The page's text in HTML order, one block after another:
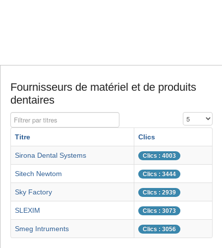
Fournisseurs de matériel et de produits
dentaires
Filtrer par titres Affichage #
Titre Clics
Sirona Dental Systems Clics : 4003
Sitech Newtom Clics : 3444
Sky Factory Clics : 2939
SLEXIM Clics : 3073
Smeg Intruments Clics : 3056